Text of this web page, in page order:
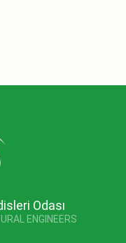
Odası
ENGINEERS